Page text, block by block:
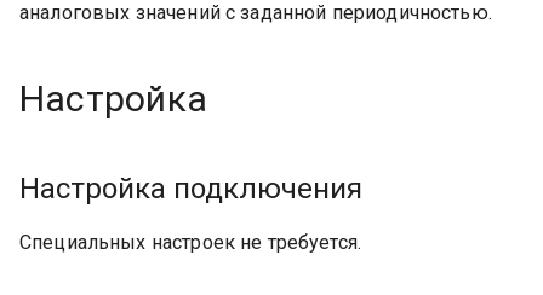
аналоговых значений с заданной периодичностью.
Настройка
Настройка подключения
Специальных настроек не требуется.